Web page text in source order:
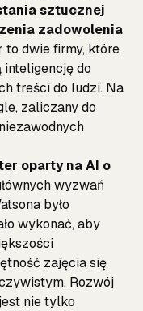
sztucznej
zadowolenia
to dwie firmy, które
do
treści do ludzi. Na
zaliczany do
oparty na AI o
wyzwań
było
wykonać, aby
zajęcia się
Rozwój
nie tylko